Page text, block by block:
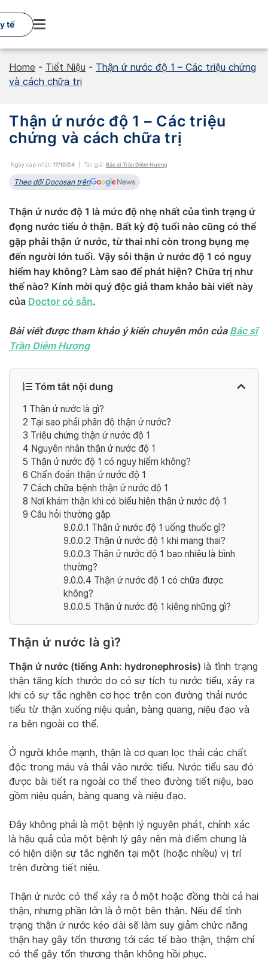
to
content
tế
Home - Tiết Niệu - Thận ứ nước độ 1 – Các triệu chứng
và cách chữa trị
Thận ứ nước độ 1 – Các triệu
chứng và cách chữa trị
Ngày cập nhật: 17/10/24 Tác giả: Bác sĩ Trần Diễm Hương
Theo dõi Docosan trên
Thận ứ nước độ 1 là mức độ nhẹ nhất của tình trạng ứ
đọng nước tiểu ở thận. Bất kỳ độ tuổi nào cũng có thể
gặp phải thận ứ nước, từ thai nhi còn trong bụng mẹ
đến người lớn tuổi. Vậy sỏi thận ứ nước độ 1 có nguy
hiểm hay không? Làm sao để phát hiện? Chữa trị như
thế nào? Kính mời quý độc giả tham khảo bài viết này
của Doctor có sẵn.
Bài viết được tham khảo ý kiến chuyên môn của Bác sĩ
Trần Diễm Hương
Tóm tắt nội dung
1 Thận ứ nước là gì?
2 Tại sao phải phân độ thận ứ nước?
3 Triệu chứng thận ứ nước độ 1
4 Nguyên nhân thận ứ nước độ 1
5 Thận ứ nước độ 1 có nguy hiểm không?
6 Chẩn đoán thận ứ nước độ 1
7 Cách chữa bệnh thận ứ nước độ 1
8 Nơi khám thận khi có biểu hiện thận ứ nước độ 1
9 Câu hỏi thường gặp
9.0.0.1 Thận ứ nước độ 1 uống thuốc gì?
9.0.0.2 Thận ứ nước độ 1 khi mang thai?
9.0.0.3 Thận ứ nước độ 1 bao nhiêu là bình
thường?
9.0.0.4 Thận ứ nước độ 1 có chữa được
không?
9.0.0.5 Thận ứ nước độ 1 kiêng những gì?
Thận ứ nước là gì?
Thận ứ nước (tiếng Anh: hydronephrosis) là tình trạng
thận tăng kích thước do có sự tích tụ nước tiểu, xảy ra
khi có sự tắc nghẽn cơ học trên con đường thải nước
tiểu từ thận xuống niệu quản, bàng quang, niệu đạo và
ra bên ngoài cơ thể.
Ở người khỏe mạnh, thận là cơ quan lọc thải các chất
độc trong máu và thải vào nước tiểu. Nước tiểu sau đó
được bài tiết ra ngoài cơ thể theo đường tiết niệu, bao
gồm niệu quản, bàng quang và niệu đạo.
Đây không phải là một bệnh lý nguyên phát, chính xác
là hậu quả của một bệnh lý gây nên mà điểm chung là
có hiện diện sự tắc nghẽn tại một (hoặc nhiều) vị trí
trên đường tiết niệu.
Thận ứ nước có thể xảy ra ở một hoặc đồng thời cả hai
thận, nhưng phần lớn là ở một bên thận. Nếu để tình
trạng thận ứ nước kéo dài sẽ làm suy giảm chức năng
thận hay gây tổn thương tới các tế bào thận, thậm chí
có thể gây tổn thương thận không hồi phục.